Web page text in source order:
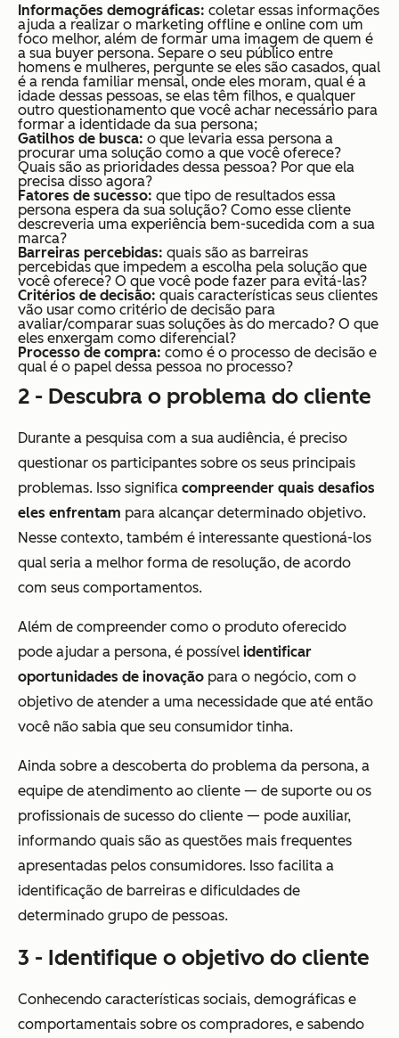
Informações demográficas: coletar essas informações
ajuda a realizar o marketing offline e online com um
foco melhor, além de formar uma imagem de quem é
a sua buyer persona. Separe o seu público entre
homens e mulheres, pergunte se eles são casados, qual
é a renda familiar mensal, onde eles moram, qual é a
idade dessas pessoas, se elas têm filhos, e qualquer
outro questionamento que você achar necessário para
formar a identidade da sua persona;
Gatilhos de busca: o que levaria essa persona a
procurar uma solução como a que você oferece?
Quais são as prioridades dessa pessoa? Por que ela
precisa disso agora?
Fatores de sucesso: que tipo de resultados essa
persona espera da sua solução? Como esse cliente
descreveria uma experiência bem-sucedida com a sua
marca?
Barreiras percebidas: quais são as barreiras
percebidas que impedem a escolha pela solução que
você oferece? O que você pode fazer para evitá-las?
Critérios de decisão: quais características seus clientes
vão usar como critério de decisão para
avaliar/comparar suas soluções às do mercado? O que
eles enxergam como diferencial?
Processo de compra: como é o processo de decisão e
qual é o papel dessa pessoa no processo?
2 - Descubra o problema do cliente
Durante a pesquisa com a sua audiência, é preciso
questionar os participantes sobre os seus principais
problemas. Isso significa compreender quais desafios
eles enfrentam para alcançar determinado objetivo.
Nesse contexto, também é interessante questioná-los
qual seria a melhor forma de resolução, de acordo
com seus comportamentos.
Além de compreender como o produto oferecido
pode ajudar a persona, é possível identificar
oportunidades de inovação para o negócio, com o
objetivo de atender a uma necessidade que até então
você não sabia que seu consumidor tinha.
Ainda sobre a descoberta do problema da persona, a
equipe de atendimento ao cliente — de suporte ou os
profissionais de sucesso do cliente — pode auxiliar,
informando quais são as questões mais frequentes
apresentadas pelos consumidores. Isso facilita a
identificação de barreiras e dificuldades de
determinado grupo de pessoas.
3 - Identifique o objetivo do cliente
Conhecendo características sociais, demográficas e
comportamentais sobre os compradores, e sabendo